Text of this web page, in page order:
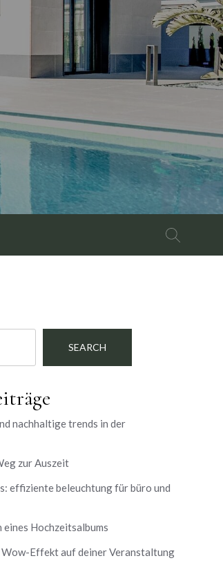
for:
SEARCH
nachhaltige trends in der
zur Auszeit
effiziente beleuchtung für büro und
eines Hochzeitsalbums
Effekt auf deiner Veranstaltung